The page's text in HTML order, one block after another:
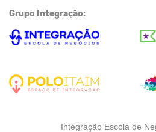
Grupo Integração:
Integração Escola de